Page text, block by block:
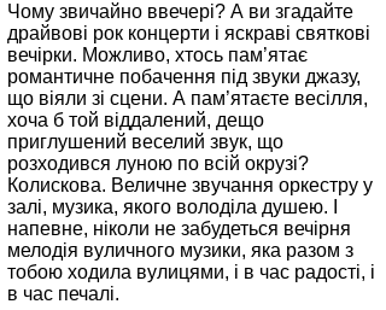
Чому звичайно ввечері? А ви згадайте
драйвові рок концерти і яскраві святкові
вечірки. Можливо, хтось пам’ятає
романтичне побачення під звуки джазу,
що віяли зі сцени. А пам’ятаєте весілля,
хоча б той віддалений, дещо
приглушений веселий звук, що
розходився луною по всій окрузі?
Колискова. Величне звучання оркестру у
залі, музика, якого володіла душею. І
напевне, ніколи не забудеться вечірня
мелодія вуличного музики, яка разом з
тобою ходила вулицями, і в час радості, і
в час печалі.